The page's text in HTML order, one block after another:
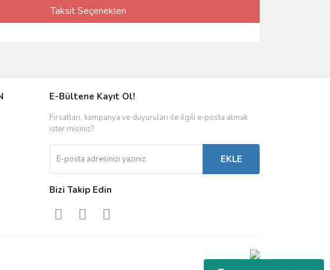
Taksit Seçenekleri
E-Bültene Kayıt Ol!
Fırsatları, kampanya ve duyuruları ile ilgili e-posta almak
ister misiniz?
EKLE
Bizi Takip Edin